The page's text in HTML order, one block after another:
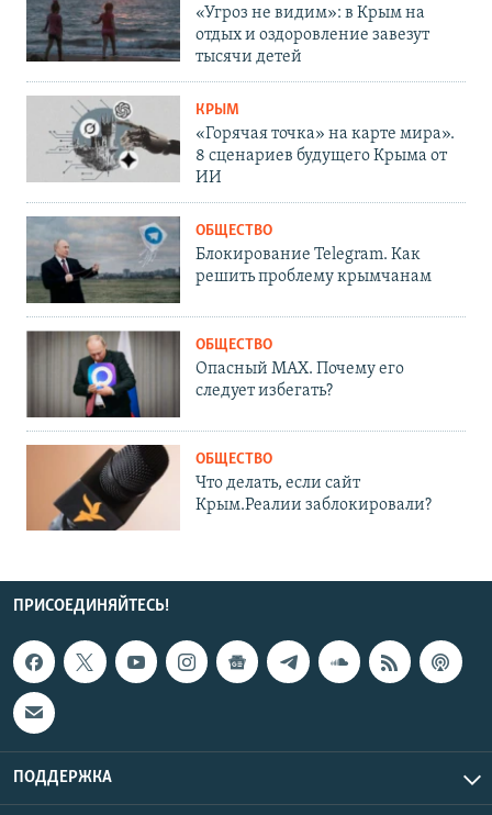
«Угроз не видим»: в Крым на
отдых и оздоровление завезут
тысячи детей
КРЫМ
«Горячая точка» на карте мира».
8 сценариев будущего Крыма от
ИИ
ОБЩЕСТВО
Блокирование Telegram. Как
решить проблему крымчанам
ОБЩЕСТВО
Опасный MAX. Почему его
следует избегать?
ОБЩЕСТВО
Что делать, если сайт
Крым.Реалии заблокировали?
ПРИСОЕДИНЯЙТЕСЬ!
ПОДДЕРЖКА